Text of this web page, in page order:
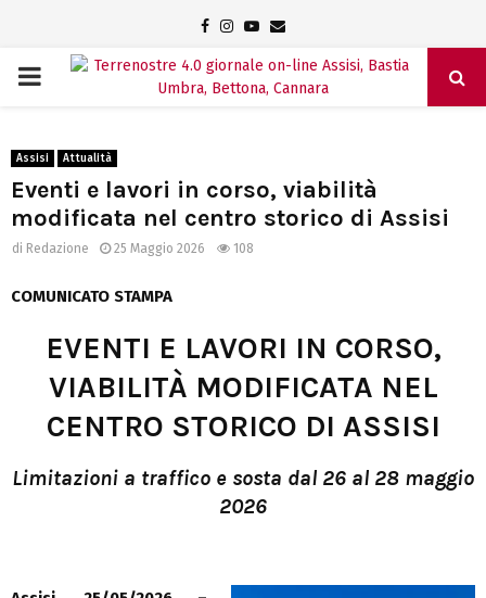
Facebook
Instagram
Youtube
Email
PRIMARY
Assisi Attualità
Eventi e lavori in corso, viabilità
modificata nel centro storico di Assisi
di Redazione 25 Maggio 2026 108
COMUNICATO STAMPA
EVENTI E LAVORI IN CORSO,
VIABILITÀ MODIFICATA NEL
CENTRO STORICO DI ASSISI
Limitazioni a traffico e sosta dal 26 al 28 maggio
2026